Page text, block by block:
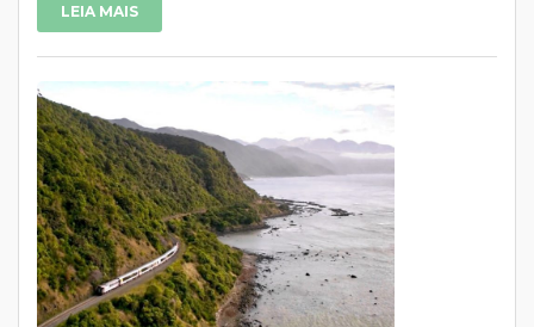
LEIA MAIS